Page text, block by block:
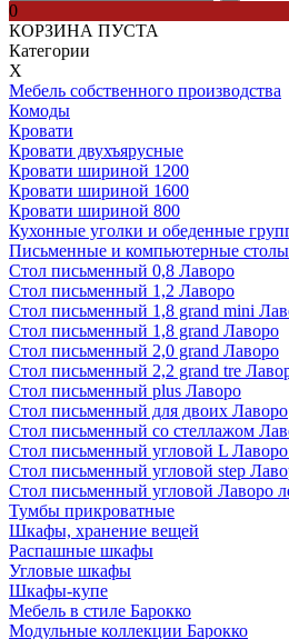
0
КОРЗИНА ПУСТА
Категории
Х
Мебель собственного производства
Комоды
Кровати
Кровати двухъярусные
Кровати шириной 1200
Кровати шириной 1600
Кровати шириной 800
Кухонные уголки и обеденные
Письменные и компьютерные столы
Стол письменный 0,8 Лаворо
Стол письменный 1,2 Лаворо
Стол письменный 1,8 grand mini
Стол письменный 1,8 grand Лаворо
Стол письменный 2,0 grand Лаворо
Стол письменный 2,2 grand tre
Стол письменный plus Лаворо
Стол письменный для двоих Лаворо
Стол письменный со стеллажом
Стол письменный угловой L
Стол письменный угловой step
Стол письменный угловой Лаворо
Тумбы прикроватные
Шкафы, хранение вещей
Распашные шкафы
Угловые шкафы
Шкафы-купе
Мебель в стиле Барокко
Модульные коллекции Барокко